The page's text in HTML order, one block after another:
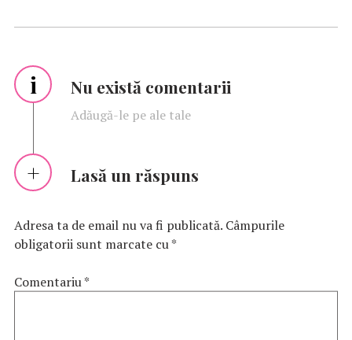
i Nu există comentarii
Adăugă-le pe ale tale
Lasă un răspuns
Adresa ta de email nu va fi publicată. Câmpurile
obligatorii sunt marcate cu*
Comentariu*